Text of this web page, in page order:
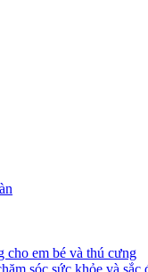
cho em bé và thú cưng
sóc sức khỏe và sắc